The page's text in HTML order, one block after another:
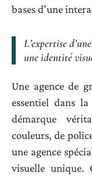
bases d’une
L’expertise
une identité
Une agence de
essentiel dans
démarque
couleurs, de
une agence
visuelle unique.